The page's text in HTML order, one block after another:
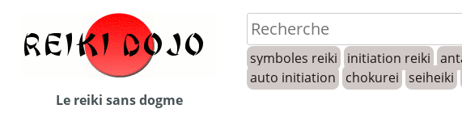
content
Le reiki sans dogme
symboles reiki initiation reiki
auto initiation
chokurei seiheiki